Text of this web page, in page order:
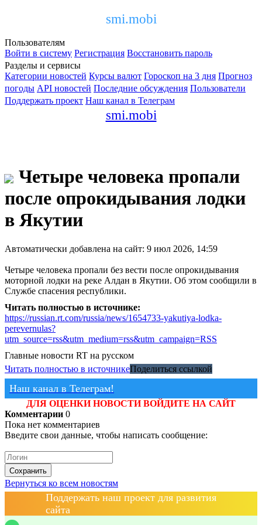
smi.mobi
Пользователям
Войти в систему Регистрация Восстановить пароль
Разделы и сервисы
Категории новостей Курсы валют Гороскоп на 3 дня Прогноз
погоды API новостей Последние обсуждения Пользователи
Поддержать проект Наш канал в Телеграм
smi.mobi
Четыре человека пропали
после опрокидывания лодки
в Якутии
Автоматически добавлена на сайт: 9 июл 2026, 14:59
Четыре человека пропали без вести после опрокидывания
моторной лодки на реке Алдан в Якутии. Об этом сообщили в
Службе спасения республики.
Читать полностью в источнике:
https://russian.rt.com/russia/news/1654733-yakutiya-lodka-
perevernulas?
utm_source=rss&utm_medium=rss&utm_campaign=RSS
Главные новости RT на русском
Читать полностью в источникеПоделиться ссылкой
Наш канал в Телеграм!
ДЛЯ ОЦЕНКИ НОВОСТИ ВОЙДИТЕ НА САЙТ
Комментарии 0
Пока нет комментариев
Введите свои данные, чтобы написать сообщение:
Сохранить
Вернуться ко всем новостям
Поддержать наш проект для развития
сайта